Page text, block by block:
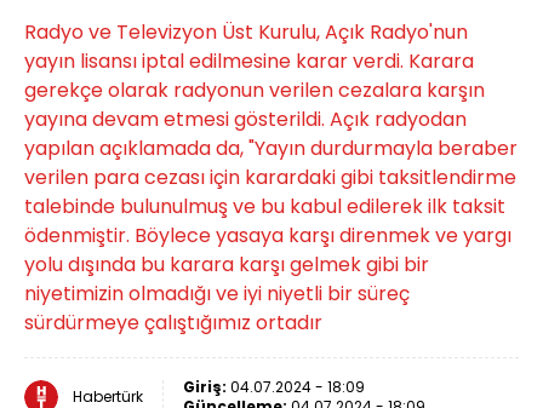
Radyo ve Televizyon Üst Kurulu, Açık Radyo'nun
yayın lisansı iptal edilmesine karar verdi. Karara
gerekçe olarak radyonun verilen cezalara karşın
yayına devam etmesi gösterildi. Açık radyodan
yapılan açıklamada da, "Yayın durdurmayla beraber
verilen para cezası için karardaki gibi taksitlendirme
talebinde bulunulmuş ve bu kabul edilerek ilk taksit
ödenmiştir. Böylece yasaya karşı direnmek ve yargı
yolu dışında bu karara karşı gelmek gibi bir
niyetimizin olmadığı ve iyi niyetli bir süreç
sürdürmeye çalıştığımız ortadır
Habertürk Giriş: 04.07.2024 - 18:09